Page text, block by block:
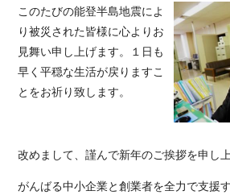
このたびの能登半島地震によ
り被災された皆様に心よりお
見舞い申し上げます。１日も
早く平穏な生活が戻りますこ
とをお祈り致します。
改めまして、謹んで新年のご挨拶を申し上
がんばる中小企業と創業者を全力で支援